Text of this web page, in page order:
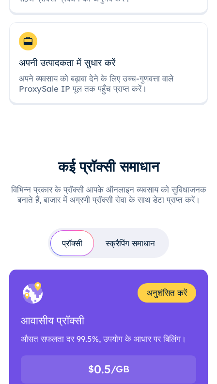
अपनी उत्पादकता में सुधार करें
अपने व्यवसाय को बढ़ावा देने के लिए उच्च-गुणवत्ता वाले
ProxySale IP पूल तक पहुँच प्राप्त करें।
कई प्रॉक्सी समाधान
विभिन्न प्रकार के प्रॉक्सी आपके ऑनलाइन व्यवसाय को सुविधाजनक
बनाते हैं, बाजार में अग्रणी प्रॉक्सी सेवा के साथ डेटा प्राप्त करें।
प्रॉक्सी स्क्रैपिंग समाधान
अनुशंसित करें
आवासीय प्रॉक्सी
औसत सफलता दर 99.5%, उपयोग के आधार पर बिलिंग।
$0.5/GB